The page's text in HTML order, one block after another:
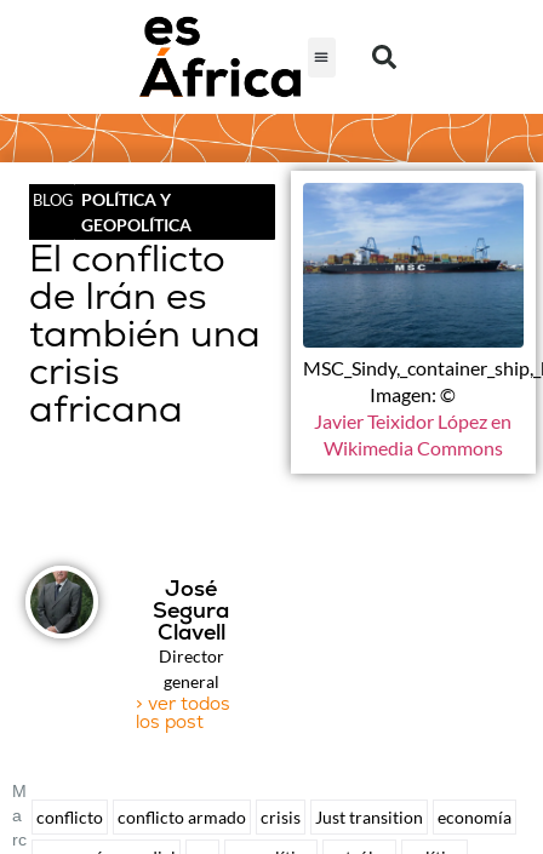
BLOG POLÍTICA Y
GEOPOLÍTICA
El conflicto
de Irán es
también una
crisis
africana
Imagen: ©
Javier Teixidor López en
Wikimedia Commons
José
Segura
Clavell
Director
general
> ver todos
los post
M
A
Rc
conflicto conflicto armado crisis Just transition
economía